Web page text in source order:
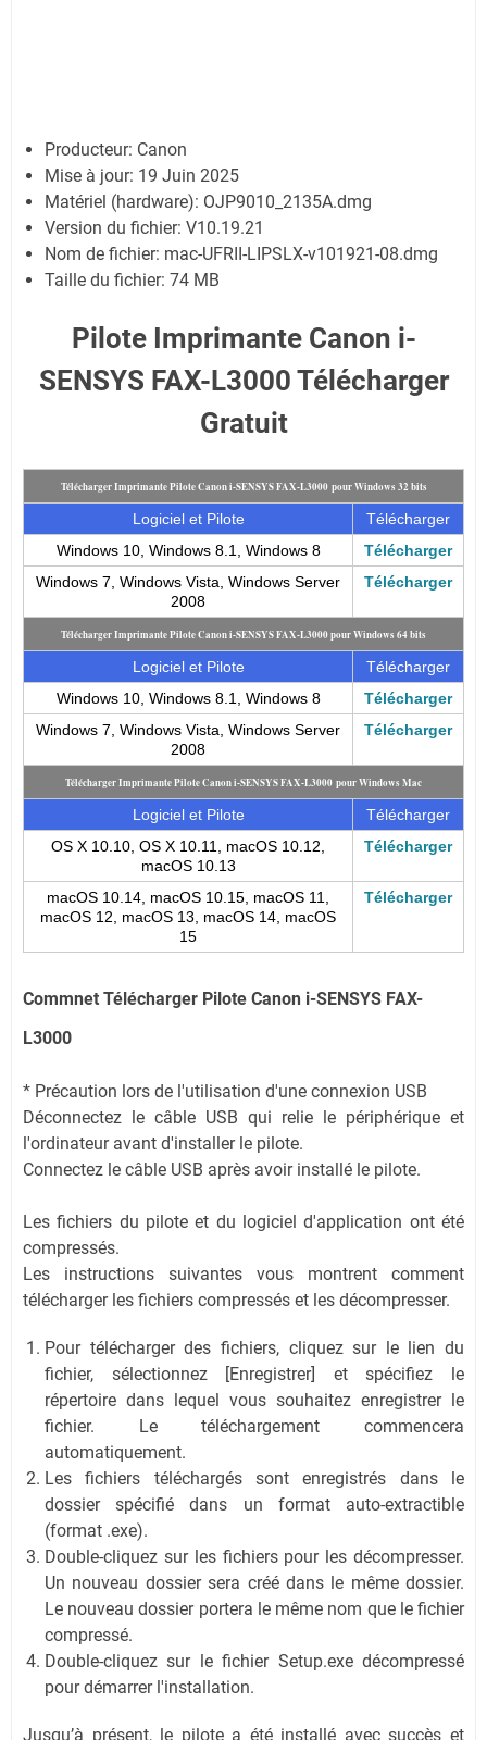
Producteur: Canon
Mise à jour: 19 Juin 2025
Matériel (hardware): OJP9010_2135A.dmg
Version du fichier: V10.19.21
Nom de fichier: mac-UFRII-LIPSLX-v101921-08.dmg
Taille du fichier: 74 MB
Pilote Imprimante Canon i-
SENSYS FAX-L3000 Télécharger
Gratuit
Télécharger Imprimante Pilote Canon i-SENSYS FAX-L3000 pour Windows 32 bits
Logiciel et Pilote
Télécharger
Windows 10, Windows 8.1, Windows 8
Télécharger
Windows 7, Windows Vista, Windows Server
2008
Télécharger
Télécharger Imprimante Pilote Canon i-SENSYS FAX-L3000 pour Windows 64 bits
Logiciel et Pilote
Télécharger
Windows 10, Windows 8.1, Windows 8
Télécharger
Windows 7, Windows Vista, Windows Server
2008
Télécharger
Télécharger Imprimante Pilote Canon i-SENSYS FAX-L3000 pour Windows Mac
Logiciel et Pilote
Télécharger
OS X 10.10, OS X 10.11, macOS 10.12,
macOS 10.13
Télécharger
macOS 10.14, macOS 10.15, macOS 11,
macOS 12, macOS 13, macOS 14, macOS
15
Télécharger
Commnet Télécharger Pilote Canon i-SENSYS FAX-
L3000
* Précaution lors de l'utilisation d'une connexion USB
Déconnectez le câble USB qui relie le périphérique et
l'ordinateur avant d'installer le pilote.
Connectez le câble USB après avoir installé le pilote.
Les fichiers du pilote et du logiciel d'application ont été
compressés.
Les instructions suivantes vous montrent comment
télécharger les fichiers compressés et les décompresser.
Pour télécharger des fichiers, cliquez sur le lien du
fichier, sélectionnez [Enregistrer] et spécifiez le
répertoire dans lequel vous souhaitez enregistrer le
fichier. Le téléchargement commencera
automatiquement.
Les fichiers téléchargés sont enregistrés dans le
dossier spécifié dans un format auto-extractible
(format .exe).
Double-cliquez sur les fichiers pour les décompresser.
Un nouveau dossier sera créé dans le même dossier.
Le nouveau dossier portera le même nom que le fichier
compressé.
Double-cliquez sur le fichier Setup.exe décompressé
pour démarrer l'installation.
Jusqu’à présent, le pilote a été installé avec succès et